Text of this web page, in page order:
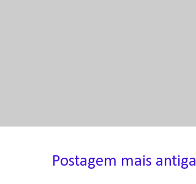
Postagem mais antiga